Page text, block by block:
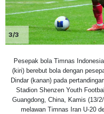
3/3
Pesepak bola Timnas
(kiri) berebut bola dengan
Dindar (kanan) pada
Stadion Shenzen Youth
Guangdong, China, Kamis (13/
melawan Timnas Iran U-20